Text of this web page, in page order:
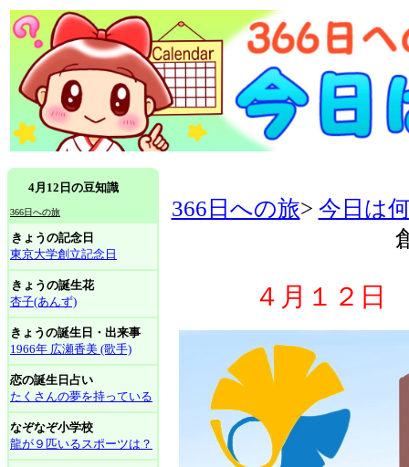
4月12日の豆知識
366日への旅
きょうの記念日
東京大学創立記念日
きょうの誕生花
杏子(あんず)
きょうの誕生日・出来事
1966年 広瀬香美 (歌手)
恋の誕生日占い
たくさんの夢を持っている
なぞなぞ小学校
龍が９匹いるスポーツは？
366日への旅> 今日は
４月１２日